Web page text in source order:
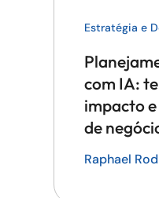
Estratégia e
com IA:
impacto
de
Raphael